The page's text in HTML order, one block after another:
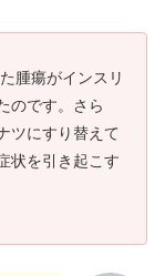
腫瘍がインスリ
のです。さら
ツにすり替えて
状を引き起こす